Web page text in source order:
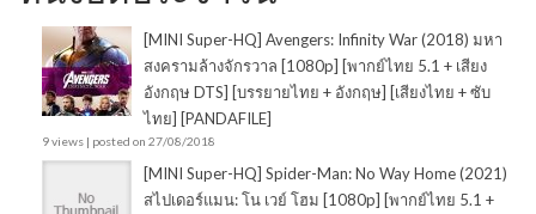
[MINI Super-HQ] Avengers: Infinity War (2018) มหา
สงครามล้างจักรวาล [1080p] [พากย์ไทย 5.1 + เสียง
อังกฤษ DTS] [บรรยายไทย + อังกฤษ] [เสียงไทย + ซับ
ไทย] [PANDAFILE]
9 views | posted on 27/08/2018
[MINI Super-HQ] Spider-Man: No Way Home (2021)
สไปเดอร์แมน: โน เวย์ โฮม [1080p] [พากย์ไทย 5.1 +